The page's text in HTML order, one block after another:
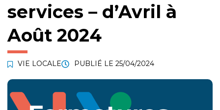
services – d’Avril à
Août 2024
VIE LOCALE PUBLIÉ LE 25/04/2024